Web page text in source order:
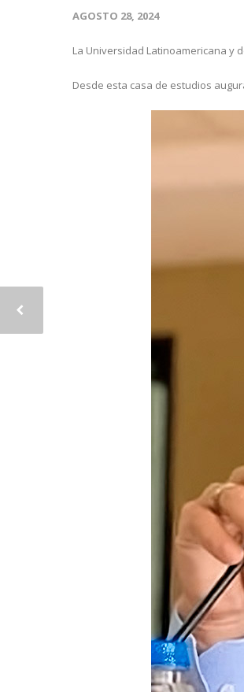
AGOSTO 28, 2024
La Universidad Latinoamericana y
Desde esta casa de estudios